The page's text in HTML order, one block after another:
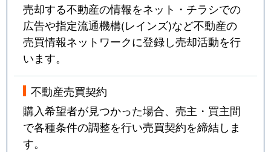
売却する不動産の情報をネット・チラシでの
広告や指定流通機構(レインズ)など不動産の
売買情報ネットワークに登録し売却活動を行
います。
不動産売買契約
購入希望者が見つかった場合、売主・買主間
で各種条件の調整を行い売買契約を締結しま
す。